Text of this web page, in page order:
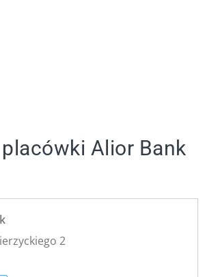
placówki Alior Bank
2